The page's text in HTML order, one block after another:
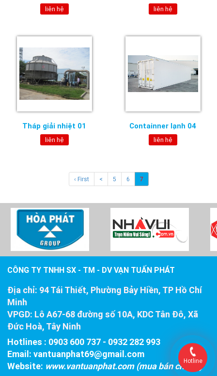
liên hệ liên hệ
Tháp giải nhiệt 01
liên hệ
Containner lạnh 04
liên hệ
‹ First < 5 6 7
CÔNG TY TNHH SX - TM - DV VẠN TUẤN PHÁT
Địa chỉ: 94 Tái Thiết, Phường Bảy Hiền, TP Hồ Chí
Minh
VPGD: Lô A67-68 đường số 10A, KDC Tân Đô, Xã
Đức Hoà, Tây Ninh
Hotlines : 0903 600 737 - 0932 282 993
Email: vantuanphat69@gmail.com
Website: www.vantuanphat.com (mua bán chiller)
Hotline